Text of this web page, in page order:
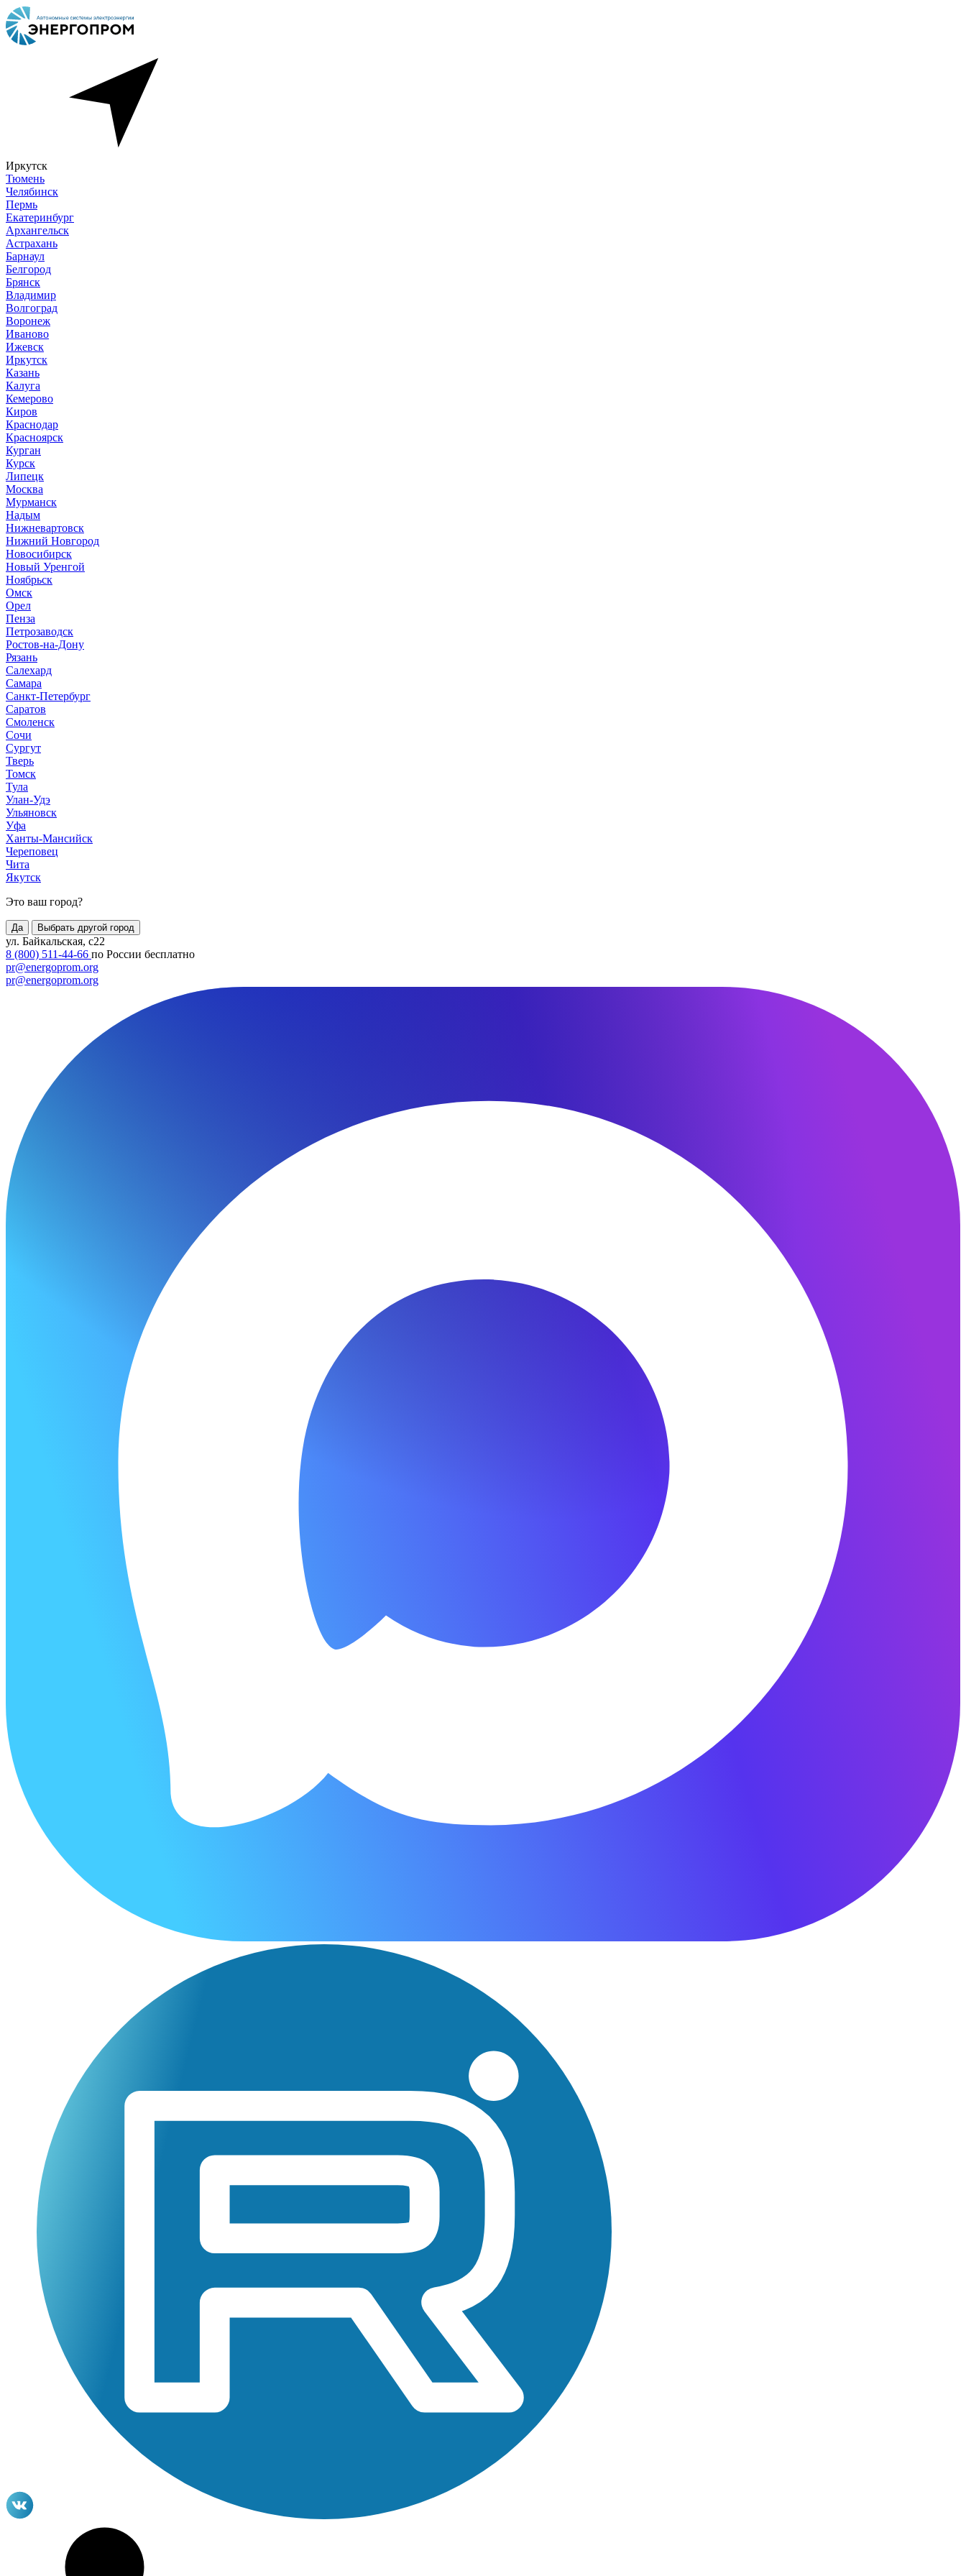
Иркутск
Тюмень
Челябинск
Пермь
Екатеринбург
Архангельск
Астрахань
Барнаул
Белгород
Брянск
Владимир
Волгоград
Воронеж
Иваново
Ижевск
Иркутск
Казань
Калуга
Кемерово
Киров
Краснодар
Красноярск
Курган
Курск
Липецк
Москва
Мурманск
Надым
Нижневартовск
Нижний Новгород
Новосибирск
Новый Уренгой
Ноябрьск
Омск
Орел
Пенза
Петрозаводск
Ростов-на-Дону
Рязань
Салехард
Самара
Санкт-Петербург
Саратов
Смоленск
Сочи
Сургут
Тверь
Томск
Тула
Улан-Удэ
Ульяновск
Уфа
Ханты-Мансийск
Череповец
Чита
Якутск
Это ваш город?
Да Выбрать другой город
ул. Байкальская, с22
8 (800) 511-44-66 по России бесплатно
pr@energoprom.org
pr@energoprom.org